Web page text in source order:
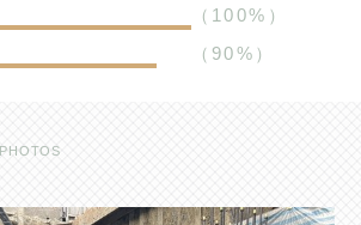
（ 100%）
（ 90%）
PHOTOS